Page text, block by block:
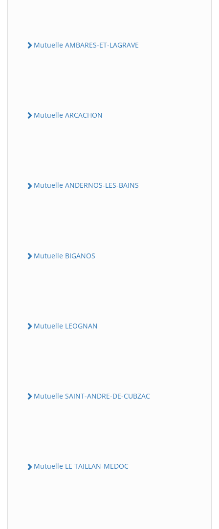
Mutuelle AMBARES-ET-LAGRAVE
Mutuelle ARCACHON
Mutuelle ANDERNOS-LES-BAINS
Mutuelle BIGANOS
Mutuelle LEOGNAN
Mutuelle SAINT-ANDRE-DE-CUBZAC
Mutuelle LE TAILLAN-MEDOC